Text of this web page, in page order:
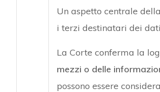
Un aspetto centrale
i terzi destinatari dei
La Corte conferma la
mezzi o delle
possono essere